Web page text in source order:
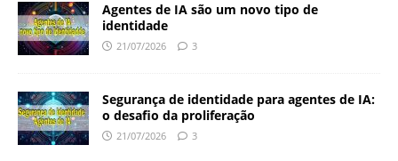
Agentes de IA são um novo tipo de
identidade
21/07/2026 3
Segurança de identidade para agentes de IA:
o desafio da proliferação
21/07/2026 3